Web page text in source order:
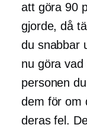
att göra 90
gjorde, då
du snabbar
nu göra
personen
dem för om
deras fel.